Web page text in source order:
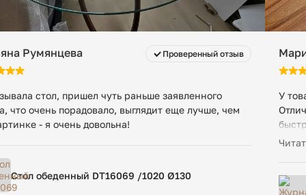
Румянцева Проверенный отзыв
стол, пришел чуть раньше заявленного
что очень порадовало, выглядит еще лучше, чем
- я очень довольна!
Стол обеденный DT16069 /1020 Ø130
У